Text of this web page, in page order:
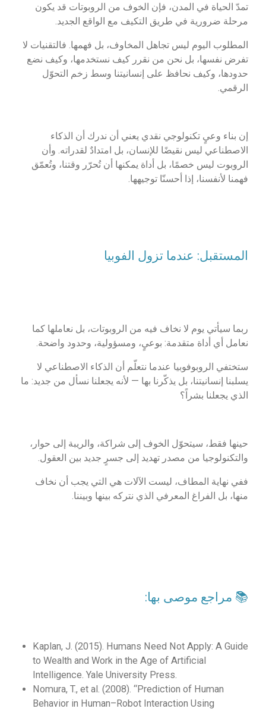
تمدّ الحياة في المدن، فإن الخوف من الروبوتات قد يكون
مرحلة ضرورية في طريق التكيف مع الواقع الجديد.
المطلوب اليوم ليس تجاهل المخاوف، بل فهمها. فالتقنيات لا
تفرض نفسها، بل نحن من نقرر كيف نستخدمها، وكيف نضع
حدودها، وكيف نحافظ على إنسانيتنا وسط زخم التحوّل
الرقمي.
إن بناء وعيٍ تكنولوجي نقدي يعني أن ندرك أن الذكاء
الاصطناعي ليس نقيضًا للإنسان، بل امتدادٌ لقدراته. وأن
الروبوت ليس خصمًا، بل أداة يمكنها أن تُحرّر وقتنا، وتُعمّق
فهمنا لأنفسنا، إذا أحسنّا توجيهها.
المستقبل: عندما تزول الفوبيا
ربما سيأتي يوم لا نخاف فيه من الروبوتات، بل نعاملها كما
نعامل أي أداة متقدمة: بوعيٍ، ومسؤولية، وحدود واضحة.
ستختفي الروبوفوبيا عندما نتعلّم أن الذكاء الاصطناعي لا
يسلبنا إنسانيتنا، بل يذكّرنا بها — لأنه يجعلنا نسأل من جديد: ما
الذي يجعلنا بشراً؟
حينها فقط، سيتحوّل الخوف إلى شراكة، والريبة إلى حوار،
والتكنولوجيا من مصدر تهديد إلى جسرٍ جديد بين العقول.
ففي نهاية المطاف، ليست الآلات هي التي يجب أن نخاف
منها، بل الفراغ المعرفي الذي نتركه بينها وبيننا.
📚 مراجع موصى بها:
Kaplan, J. (2015). Humans Need Not Apply: A Guide
to Wealth and Work in the Age of Artificial
Intelligence. Yale University Press.
Nomura, T., et al. (2008). “Prediction of Human
Behavior in Human–Robot Interaction Using